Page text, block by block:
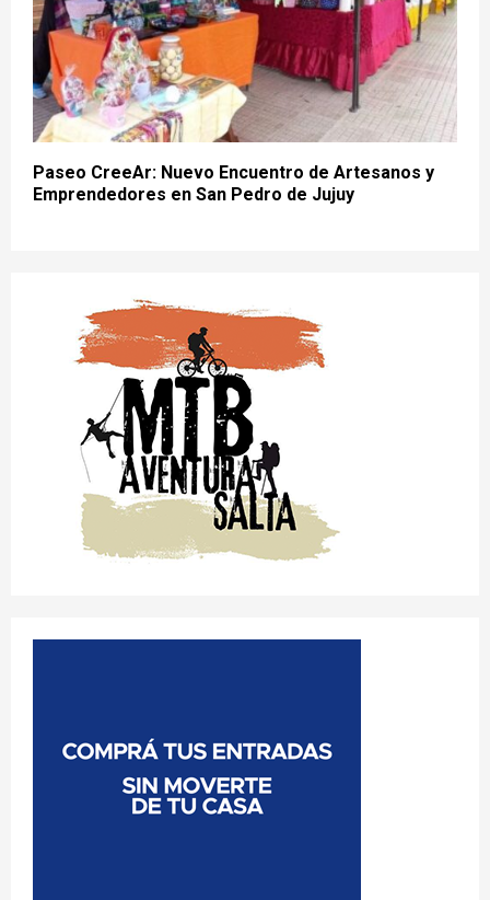
Paseo CreeAr: Nuevo Encuentro de Artesanos y
Emprendedores en San Pedro de Jujuy